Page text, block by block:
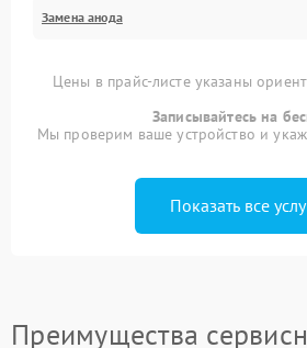
Замена анода
Цены в прайс-листе указаны
Записывайтесь на
Мы проверим ваше устройство и
Показать все
Преимущества